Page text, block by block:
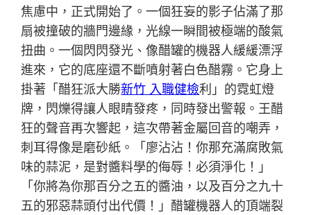
焦慮中，正式開始了。一個狂妄的影子佔滿了那
扇被撞破的牆門邊緣，光線一瞬間被極端的酸氣
扭曲。一個閃閃發光、像醋罐的機器人緩緩漂浮
進來，它的底座還不斷噴射著白色醋霧。它身上
掛著「醋狂派大勝新竹 入職健檢利」的霓虹燈
牌，閃爍得讓人眼睛發疼，同時發出警報。王醋
狂的聲音再次響起，這次帶著金屬回音的嘲弄，
刺耳得像是磨砂紙。「廖沾沾！你那充滿腐敗氣
味的蒜泥，是對醬料學的侮辱！必須淨化！」
「你將為你那百分之五的醬油，以及百分之九十
五的邪惡蒜頭付出代價！」醋罐機器人的頂端裂